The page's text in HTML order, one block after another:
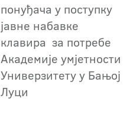
понуђача у поступку
јавне набавке
клавира за потребе
Академије умјетности
Универзитету у Бањој
Луци